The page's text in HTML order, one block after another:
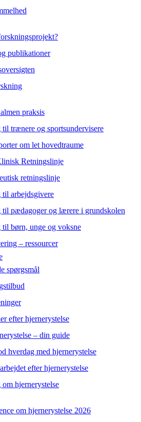
publikationer
praksis
trænere og sportsundervisere
om let hovedtraume
Retningslinje
retningslinje
til arbejdsgivere
til pædagoger og lærere i grundskolen
til børn, unge og voksne
– ressourcer
spørgsmål
efter hjernerystelse
– din guide
hverdag med hjernerystelse
efter hjernerystelse
hjernerystelse
om hjernerystelse 2026